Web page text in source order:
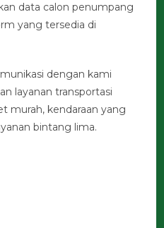
data calon penumpang
yang tersedia di
dengan kami
layanan transportasi
murah, kendaraan yang
bintang lima.